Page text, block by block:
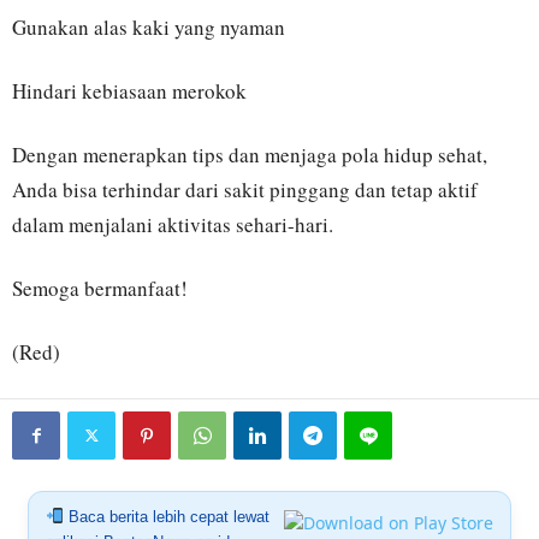
Gunakan alas kaki yang nyaman
Hindari kebiasaan merokok
Dengan menerapkan tips dan menjaga pola hidup sehat,
Anda bisa terhindar dari sakit pinggang dan tetap aktif
dalam menjalani aktivitas sehari-hari.
Semoga bermanfaat!
(Red)
Baca berita lebih cepat lewat